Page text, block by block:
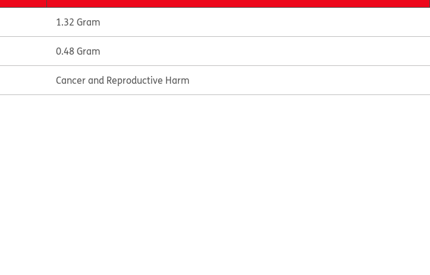
1.32 Gram
0.48 Gram
Cancer and Reproductive Harm